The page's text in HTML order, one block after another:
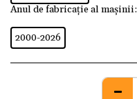
Anul de fabricație al mașinii:
2000-2026